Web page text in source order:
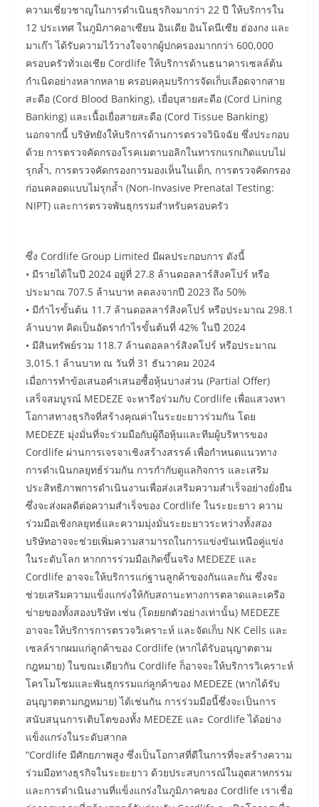
ความเชี่ยวชาญในการดำเนินธุรกิจมากว่า 22 ปี ให้บริการใน
12 ประเทศ ในภูมิภาคอาเซียน อินเดีย อินโดนีเซีย ฮ่องกง และ
มาเก๊า ได้รับความไว้วางใจจากผู้ปกครองมากกว่า 600,000
ครอบครัวทั่วเอเชีย Cordlife ให้บริการด้านธนาคารเซลล์ต้น
กำเนิดอย่างหลากหลาย ครอบคลุมบริการจัดเก็บเลือดจากสาย
สะดือ (Cord Blood Banking), เยื่อบุสายสะดือ (Cord Lining
Banking) และเนื้อเยื่อสายสะดือ (Cord Tissue Banking)
นอกจากนี้ บริษัทยังให้บริการด้านการตรวจวินิจฉัย ซึ่งประกอบ
ด้วย การตรวจคัดกรองโรคเมตาบอลิกในทารกแรกเกิดแบบไม่
รุกล้ำ, การตรวจคัดกรองการมองเห็นในเด็ก, การตรวจคัดกรอง
ก่อนคลอดแบบไม่รุกล้ำ (Non-Invasive Prenatal Testing:
NIPT) และการตรวจพันธุกรรมสำหรับครอบครัว
ซึ่ง Cordlife Group Limited มีผลประกอบการ ดังนี้
• มีรายได้ในปี 2024 อยู่ที่ 27.8 ล้านดอลลาร์สิงคโปร์ หรือ
ประมาณ 707.5 ล้านบาท ลดลงจากปี 2023 ถึง 50%
• มีกำไรขั้นต้น 11.7 ล้านดอลลาร์สิงคโปร์ หรือประมาณ 298.1
ล้านบาท คิดเป็นอัตรากำไรขั้นต้นที่ 42% ในปี 2024
• มีสินทรัพย์รวม 118.7 ล้านดอลลาร์สิงคโปร์ หรือประมาณ
3,015.1 ล้านบาท ณ วันที่ 31 ธันวาคม 2024
เมื่อการทำข้อเสนอคำเสนอซื้อหุ้นบางส่วน (Partial Offer)
เสร็จสมบูรณ์ MEDEZE จะหารือร่วมกับ Cordlife เพื่อแสวงหา
โอกาสทางธุรกิจที่สร้างคุณค่าในระยะยาวร่วมกัน โดย
MEDEZE มุ่งมั่นที่จะร่วมมือกับผู้ถือหุ้นและทีมผู้บริหารของ
Cordlife ผ่านการเจรจาเชิงสร้างสรรค์ เพื่อกำหนดแนวทาง
การดำเนินกลยุทธ์ร่วมกัน การกำกับดูแลกิจการ และเสริม
ประสิทธิภาพการดำเนินงานเพื่อส่งเสริมความสำเร็จอย่างยั่งยืน
ซึ่งจะส่งผลดีต่อความสำเร็จของ Cordlife ในระยะยาว ความ
ร่วมมือเชิงกลยุทธ์และความมุ่งมั่นระยะยาวระหว่างทั้งสอง
บริษัทอาจจะช่วยเพิ่มความสามารถในการแข่งขันเหนือคู่แข่ง
ในระดับโลก หากการร่วมมือเกิดขึ้นจริง MEDEZE และ
Cordlife อาจจะให้บริการแก่ฐานลูกค้าของกันและกัน ซึ่งจะ
ช่วยเสริมความแข็งแกร่งให้กับสถานะทางการตลาดและเครือ
ข่ายของทั้งสองบริษัท เช่น (โดยยกตัวอย่างเท่านั้น) MEDEZE
อาจจะให้บริการการตรวจวิเคราะห์ และจัดเก็บ NK Cells และ
เซลล์รากผมแก่ลูกค้าของ Cordlife (หากได้รับอนุญาตตาม
กฎหมาย) ในขณะเดียวกัน Cordlife ก็อาจจะให้บริการวิเคราะห์
โครโมโซมและพันธุกรรมแก่ลูกค้าของ MEDEZE (หากได้รับ
อนุญาตตามกฎหมาย) ได้เช่นกัน การร่วมมือนี้ซึ่งจะเป็นการ
สนับสนุนการเติบโตของทั้ง MEDEZE และ Cordlife ได้อย่าง
แข็งแกร่งในระดับสากล
“Cordlife มีศักยภาพสูง ซึ่งเป็นโอกาสที่ดีในการที่จะสร้างความ
ร่วมมือทางธุรกิจในระยะยาว ด้วยประสบการณ์ในอุตสาหกรรม
และการดำเนินงานที่แข็งแกร่งในภูมิภาคของ Cordlife เราเชื่อ